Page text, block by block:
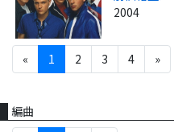
2004
« 1 2 3 4 »
編曲